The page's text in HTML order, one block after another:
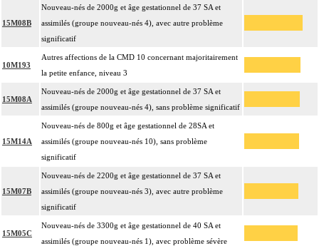
15M08B
Nouveau-nés de 2000g et âge gestationnel de 37 SA et
assimilés (groupe nouveau-nés 4), avec autre problème
significatif
10M193
Autres affections de la CMD 10 concernant majoritairement
la petite enfance, niveau 3
15M08A
Nouveau-nés de 2000g et âge gestationnel de 37 SA et
assimilés (groupe nouveau-nés 4), sans problème significatif
15M14A
Nouveau-nés de 800g et âge gestationnel de 28SA et
assimilés (groupe nouveau-nés 10), sans problème
significatif
15M07B
Nouveau-nés de 2200g et âge gestationnel de 37 SA et
assimilés (groupe nouveau-nés 3), avec autre problème
significatif
15M05C
Nouveau-nés de 3300g et âge gestationnel de 40 SA et
assimilés (groupe nouveau-nés 1), avec problème sévère